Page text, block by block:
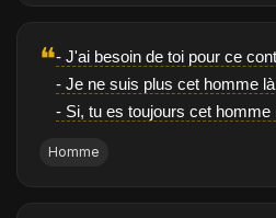
❝- J'ai besoin de toi pour ce
- Je ne suis plus cet homme
- Si, tu es toujours cet homme
Homme